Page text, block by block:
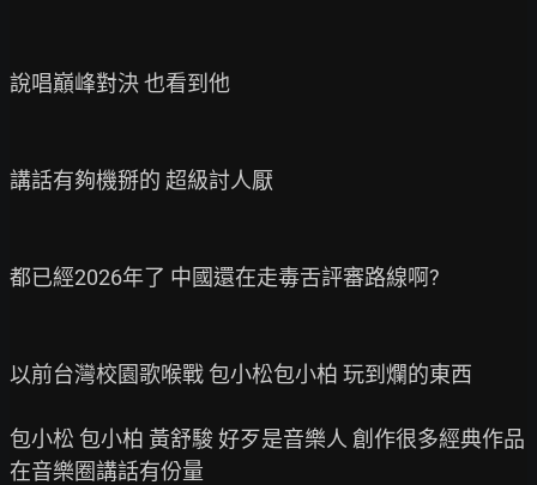
說唱巔峰對決 也看到他
講話有夠機掰的 超級討人厭
都已經2026年了 中國還在走毒舌評審路線啊?
以前台灣校園歌喉戰 包小松包小柏 玩到爛的東西
包小松 包小柏 黃舒駿 好歹是音樂人 創作很多經典作品
在音樂圈講話有份量